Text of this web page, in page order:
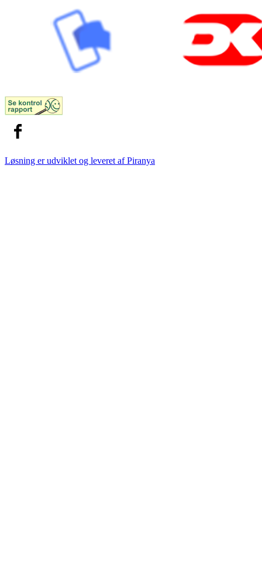
Løsning er udviklet og leveret afPiranya